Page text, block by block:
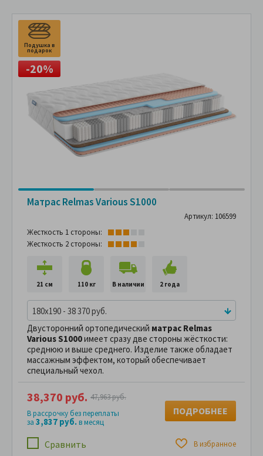
Подушка в
подарок
-20%
Матрас Relmas Various S1000
Артикул: 106599
Жесткость 1 стороны:
Жесткость 2 стороны:
21 см 110 кг В наличии 2 года
180x190 - 38 370 руб.
Двусторонний ортопедический матрас Relmas
Various S1000имеет сразу две стороны жёсткости:
среднюю и выше среднего. Изделие также обладает
массажным эффектом, который обеспечивает
специальный чехол.
Сравнить В избранное
38,370 руб. 47,963 руб.
В рассрочку без переплаты
за 3,837 руб.в месяц
ПОДРОБНЕЕ